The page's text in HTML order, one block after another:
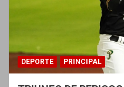
DEPORTE PRINCIPAL